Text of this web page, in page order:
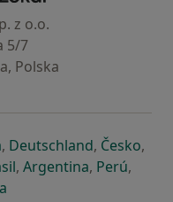
z o.o.
5/7
Polska
záložce
v nové záložce
se otevře v nové záložce
, Deutschlandse otevře v
, Českose
,
nové záložce
v nové záložce
se otevře v nové
, Argentinase otevře v
, Perúse
,